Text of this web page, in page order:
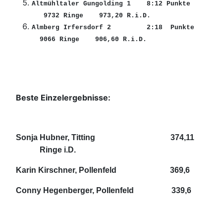
Altmühltaler Gungolding 1 8:12 Punkte
9732 Ringe 973,20 R.i.D.
Almberg Irfersdorf 2 2:18 Punkte
9066 Ringe 906,60 R.i.D.
Beste Einzelergebnisse:
Sonja Hubner, Titting 374,11
Ringe i.D.
Karin Kirschner, Pollenfeld 369,6
Conny Hegenberger, Pollenfeld 339,6